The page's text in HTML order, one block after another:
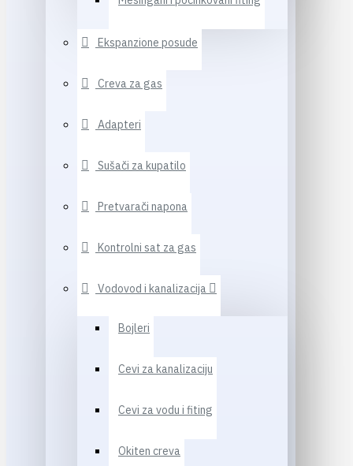
Ekspanzione posude
Creva za gas
Adapteri
Sušači za kupatilo
Pretvarači napona
Kontrolni sat za gas
Vodovod i kanalizacija
Bojleri
Cevi za kanalizaciju
Cevi za vodu i fiting
Okiten creva